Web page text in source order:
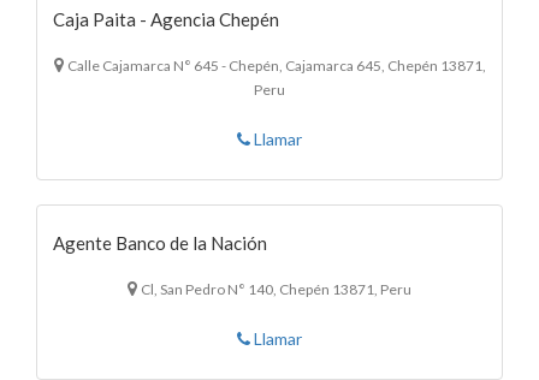
Caja Paita - Agencia Chepén
Calle Cajamarca N° 645 - Chepén, Cajamarca 645, Chepén 13871,
Peru
Llamar
Agente Banco de la Nación
Cl, San Pedro N° 140, Chepén 13871, Peru
Llamar